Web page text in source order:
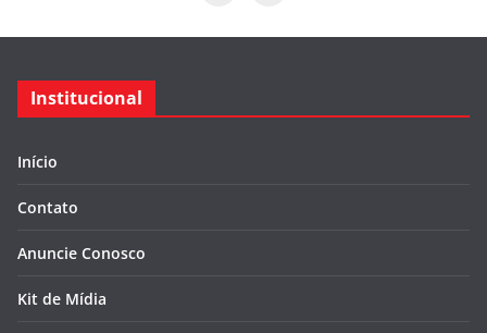
Institucional
Início
Contato
Anuncie Conosco
Kit de Mídia